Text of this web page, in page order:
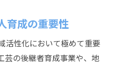
育成の重要性
活性化において極めて重要
芸の後継者育成事業や、地